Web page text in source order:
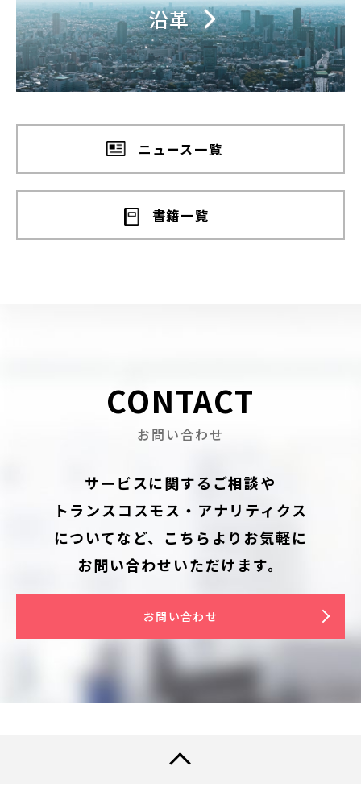
沿革
ニュース一覧
書籍一覧
CONTACT
お問い合わせ
サービスに関するご相談や
トランスコスモス・アナリティクス
についてなど、 こちらよりお気軽に
お問い合わせいただけます。
お問い合わせ